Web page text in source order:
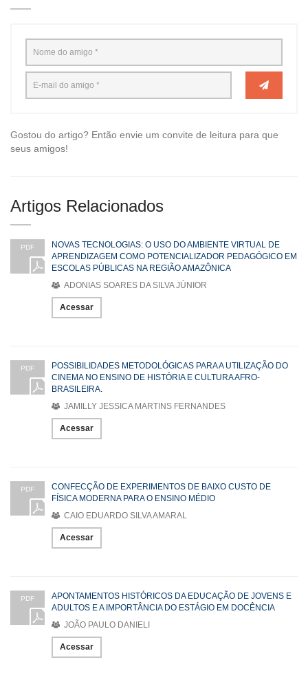
Gostou do artigo? Então envie um convite de leitura para que
seus amigos!
Artigos Relacionados
PDF
NOVAS TECNOLOGIAS: O USO DO AMBIENTE VIRTUAL DE
APRENDIZAGEM COMO POTENCIALIZADOR PEDAGÓGICO EM
ESCOLAS PÚBLICAS NA REGIÃO AMAZÔNICA
ADONIAS SOARES DA SILVA JÚNIOR
Acessar
PDF
POSSIBILIDADES METODOLÓGICAS PARA A UTILIZAÇÃO DO
CINEMA NO ENSINO DE HISTÓRIA E CULTURA AFRO-
BRASILEIRA.
JAMILLY JESSICA MARTINS FERNANDES
Acessar
PDF
CONFECÇÃO DE EXPERIMENTOS DE BAIXO CUSTO DE
FÍSICA MODERNA PARA O ENSINO MÉDIO
CAIO EDUARDO SILVA AMARAL
Acessar
PDF
APONTAMENTOS HISTÓRICOS DA EDUCAÇÃO DE JOVENS E
ADULTOS E A IMPORTÂNCIA DO ESTÁGIO EM DOCÊNCIA
JOÃO PAULO DANIELI
Acessar